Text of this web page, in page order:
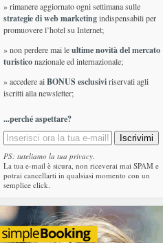
» rimanere aggiornato ogni settimana sulle
strategie di web marketingindispensabili per
promuovere l’hotel su Internet;
» non perdere mai leultime novità del mercato
turisticonazionale ed internazionale;
» accedere aiBONUS esclusiviriservati agli
iscritti alla newsletter;
...perché aspettare?
PS: tuteliamo la tua privacy.
La tua e-mail è sicura, non riceverai mai SPAM e
potrai cancellarti in qualsiasi momento con un
semplice click.